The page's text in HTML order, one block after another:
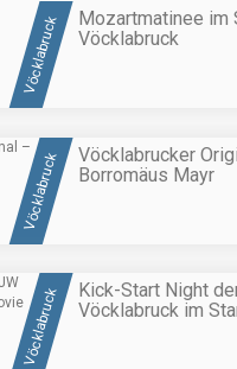
Vöcklabruck
Mozartmatinee im
Vöcklabruck
Vöcklabruck
Vöcklabrucker
Borromäus Mayr
Vöcklabruck
Kick-Start Night
Vöcklabruck im